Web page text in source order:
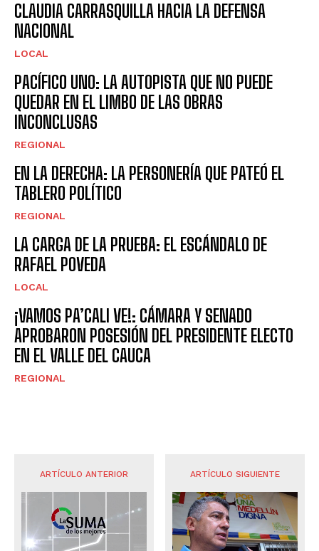
CLAUDIA CARRASQUILLA HACIA LA DEFENSA
NACIONAL
LOCAL
PACÍFICO UNO: LA AUTOPISTA QUE NO PUEDE
QUEDAR EN EL LIMBO DE LAS OBRAS
INCONCLUSAS
REGIONAL
EN LA DERECHA: LA PERSONERÍA QUE PATEÓ EL
TABLERO POLÍTICO
REGIONAL
LA CARGA DE LA PRUEBA: EL ESCÁNDALO DE
RAFAEL POVEDA
LOCAL
¡VAMOS PA’CALI VE!: CÁMARA Y SENADO
APROBARON POSESIÓN DEL PRESIDENTE ELECTO
EN EL VALLE DEL CAUCA
REGIONAL
ARTÍCULO ANTERIOR ARTÍCULO SIGUIENTE